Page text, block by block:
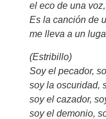
el eco de una
Es la canción de
me lleva a un
(Estribillo)
Soy el pecador,
soy la oscuridad,
soy el cazador,
soy el demonio,